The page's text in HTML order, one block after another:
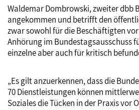
Waldemar Dombrowski, zweiter dbb
angekommen und betrifft den
zwar sowohl für die Beschäftigten
Anhörung im Bundestagsausschuss
einzelne aber auch für kritisch
„Es gilt anzuerkennen, dass die
70 Dienstleistungen können
Soziales die Tücken in der Praxis vor